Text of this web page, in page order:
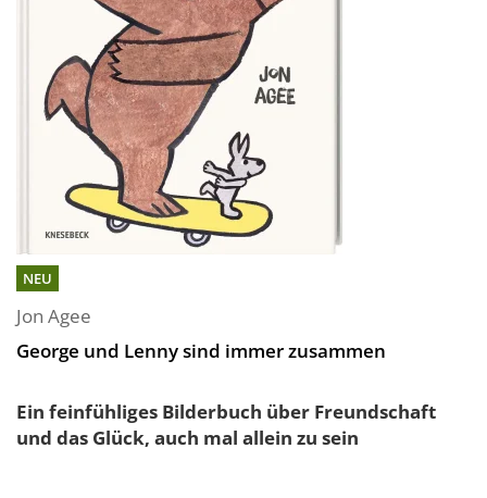
NEU
Jon Agee
George und Lenny sind immer zusammen
Ein feinfühliges Bilderbuch über Freundschaft
und das Glück, auch mal allein zu sein